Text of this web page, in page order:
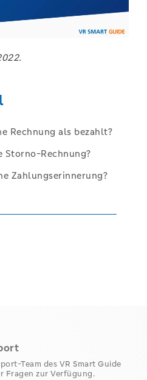
Rechnung als bezahlt?
Storno-Rechnung?
Zahlungserinnerung?
Team des VR Smart Guide
Fragen zur Verfügung.